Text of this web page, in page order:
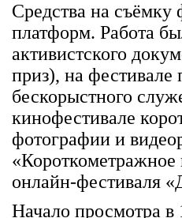
Средства на
платформ. Работа
активистского
приз), на фестивале
бескорыстного
кинофестивале
фотографии и
онлайн-фестиваля
Начало просмотра в